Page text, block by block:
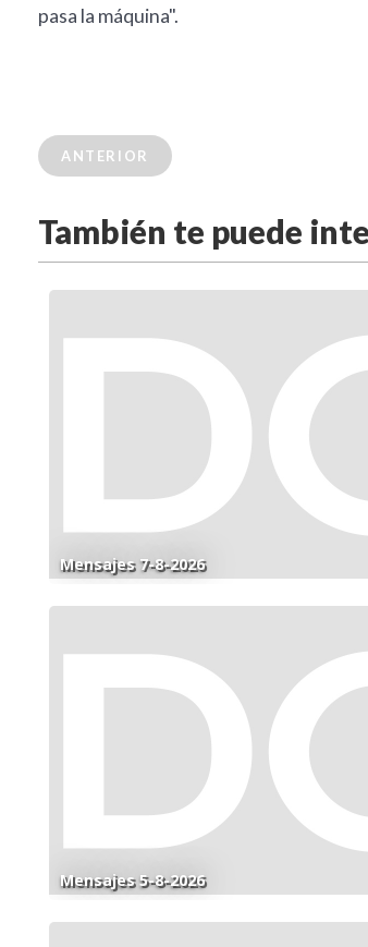
pasa la máquina".
ANTERIOR
También te puede
Mensajes 7-8-2026
Mensajes 5-8-2026